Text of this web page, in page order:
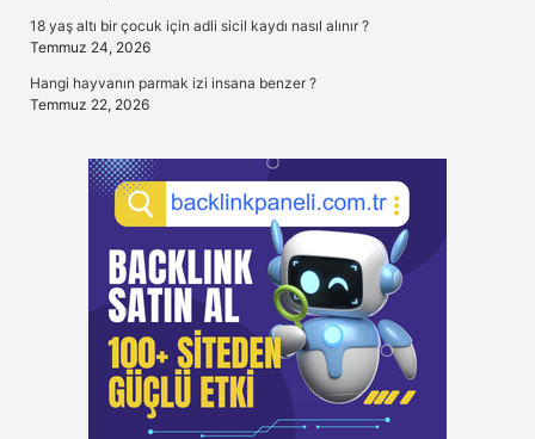
18 yaş altı bir çocuk için adli sicil kaydı nasıl alınır ?
Temmuz 24, 2026
Hangi hayvanın parmak izi insana benzer ?
Temmuz 22, 2026